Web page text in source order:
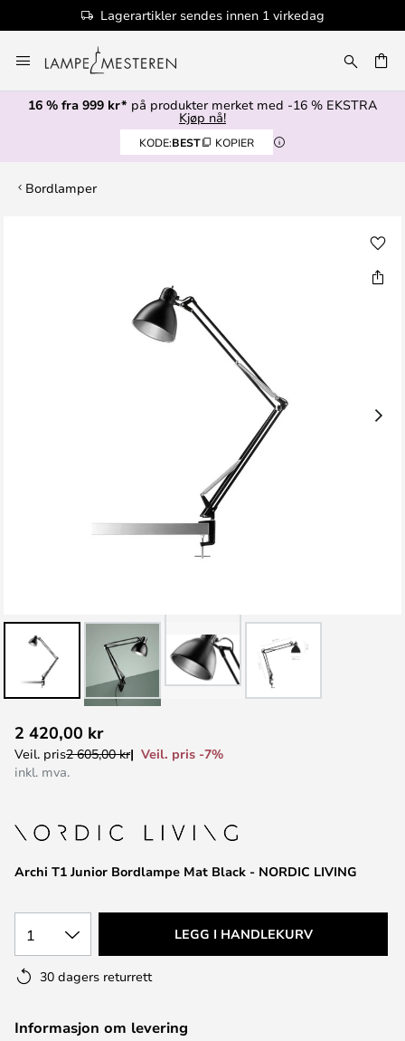
Lagerartikler sendes innen 1 virkedag
til
innhold
16 % fra 999 kr* på produkter merket med -16 % EKSTRA
Kjøp nå!
KODE:BEST KOPIER
Bordlamper
til
begynnelsen
Archi T1 Junior Bordlampe Mat Black - NORDIC LIVING
2 420,00 kr
Veil. pris2 605,00 kr
Veil. pris -7%
inkl. mva.
1 LEGG I HANDLEKURV
30 dagers returrett
Informasjon om levering